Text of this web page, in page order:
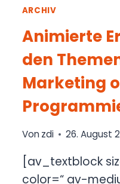
ARCHIV
Animierte
den
Marketing
Von zdi 26. August
[av_textblock
color=“ av-